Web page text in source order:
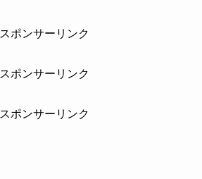
スポンサーリンク
スポンサーリンク
スポンサーリンク